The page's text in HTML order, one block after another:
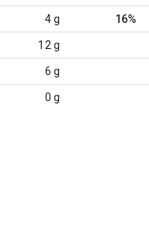
4 g 16%
12 g
6 g
0 g